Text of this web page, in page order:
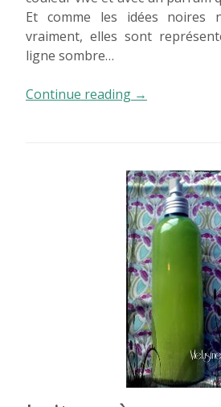
Et comme les idées noires
vraiment, elles sont
ligne sombre…
Continue reading « Rise
→